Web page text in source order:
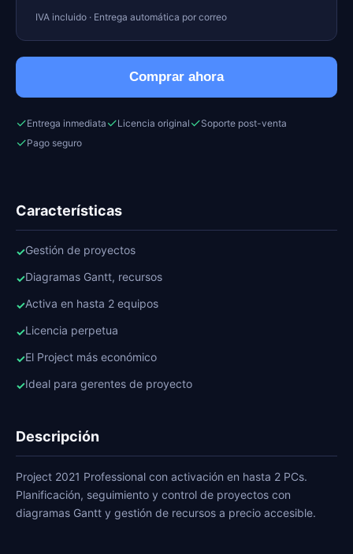
IVA incluido · Entrega automática por correo
Comprar ahora
✓Entrega inmediata ✓Licencia original ✓Soporte post-venta
✓Pago seguro
Características
✓Gestión de proyectos
✓Diagramas Gantt, recursos
✓Activa en hasta 2 equipos
✓Licencia perpetua
✓El Project más económico
✓Ideal para gerentes de proyecto
Descripción
Project 2021 Professional con activación en hasta 2 PCs.
Planificación, seguimiento y control de proyectos con
diagramas Gantt y gestión de recursos a precio accesible.